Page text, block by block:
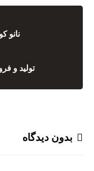
نانو کود
تولید و
بدون دیدگاه